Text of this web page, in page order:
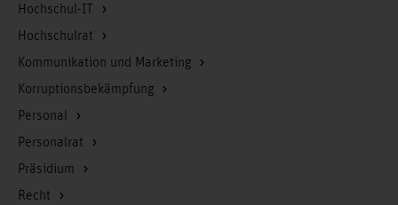
Hochschul-IT
Hochschulrat
Kommunikation und Marketing
Korruptionsbekämpfung
Personal
Personalrat
Präsidium
Recht